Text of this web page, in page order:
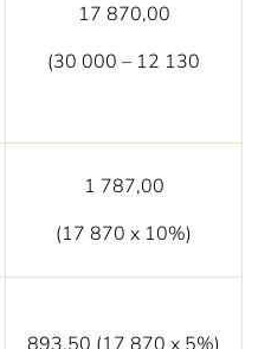
17 870,00
(30 000 – 12 130
1 787,00
(17 870 х 10%)